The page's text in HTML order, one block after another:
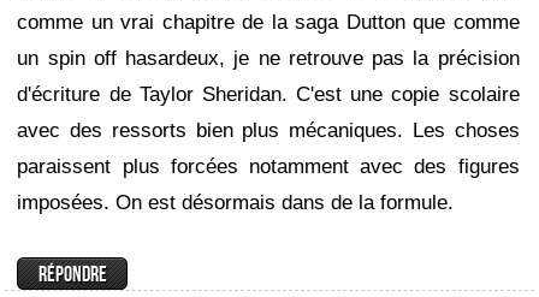
comme un vrai chapitre de la saga Dutton que comme
un spin off hasardeux, je ne retrouve pas la précision
d'écriture de Taylor Sheridan. C'est une copie scolaire
avec des ressorts bien plus mécaniques. Les choses
paraissent plus forcées notamment avec des figures
imposées. On est désormais dans de la formule.